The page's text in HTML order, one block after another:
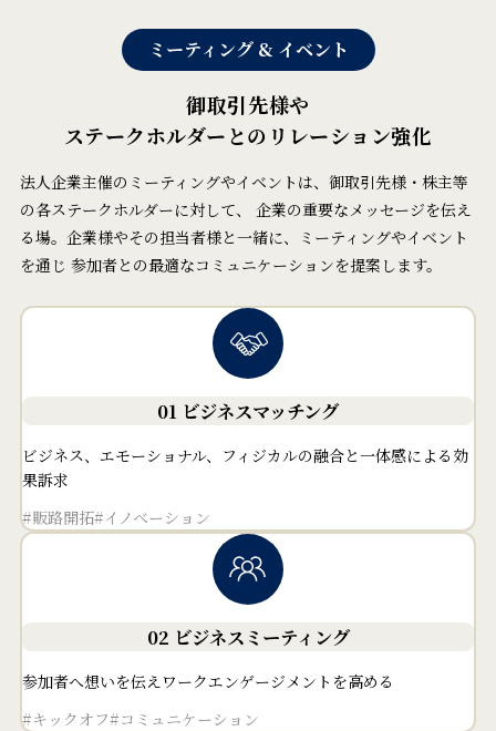
ミーティング & イベント
御取引先様や
ステークホルダーとのリレーション強化
法人企業主催のミーティングやイベントは、御取引先様・株主等
の各ステークホルダーに対して、
企業の重要なメッセージを伝え
る場。企業様やその担当者様と一緒に、ミーティングやイベント
を通じ 参加者との最適なコミュニケーションを提案します。
01 ビジネスマッチング
ビジネス、エモーショナル、フィジカルの融合と一体感による効
果訴求
#販路開拓#イノベーション
02 ビジネスミーティング
参加者へ想いを伝えワークエンゲージメントを高める
#キックオフ#コミュニケーション